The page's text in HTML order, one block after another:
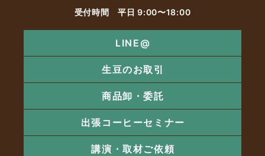
受付時間 平日 9:00〜18:00
LINE@
生豆のお取引
商品卸・委託
出張コーヒーセミナー
講演・取材ご依頼